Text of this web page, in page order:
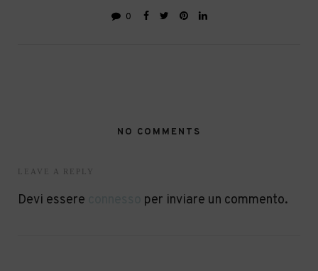
0
NO COMMENTS
LEAVE A REPLY
Devi essere per inviare un commento.